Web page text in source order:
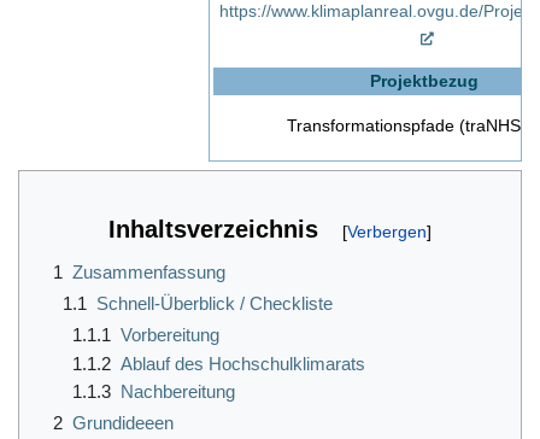
https://www.klimaplanreal.ovgu.de/
Projektbezug
Transformationspfade
Inhaltsverzeichnis
1 Zusammenfassung
1.1 Schnell-Überblick / Checkliste
1.1.1 Vorbereitung
1.1.2 Ablauf des Hochschulklimarats
1.1.3 Nachbereitung
2 Grundideeen